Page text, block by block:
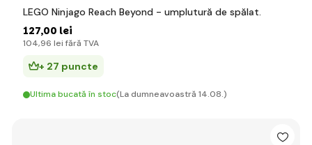
LEGO Ninjago Reach Beyond - umplutură de spălat.
127,00 lei
104,96 lei fără TVA
+ 27 puncte
Ultima bucată în stoc(La dumneavoastră 14.08.)